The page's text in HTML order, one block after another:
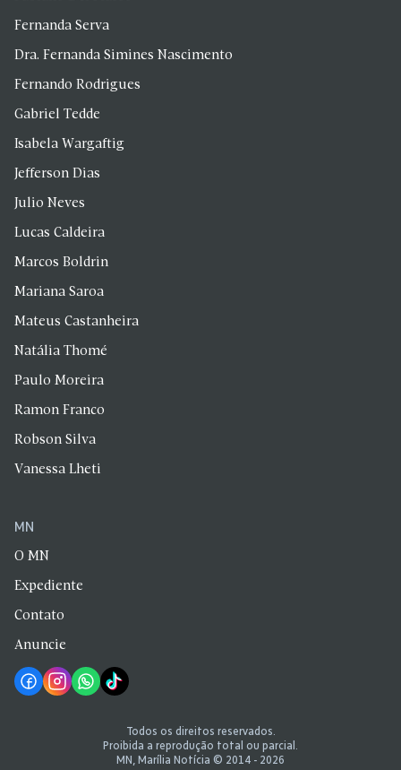
Fernanda Serva
Dra. Fernanda Simines Nascimento
Fernando Rodrigues
Gabriel Tedde
Isabela Wargaftig
Jefferson Dias
Julio Neves
Lucas Caldeira
Marcos Boldrin
Mariana Saroa
Mateus Castanheira
Natália Thomé
Paulo Moreira
Ramon Franco
Robson Silva
Vanessa Lheti
MN
O MN
Expediente
Contato
Anuncie
Todos os direitos reservados.
Proibida a reprodução total ou parcial.
MN, Marília Notícia © 2014 - 2026